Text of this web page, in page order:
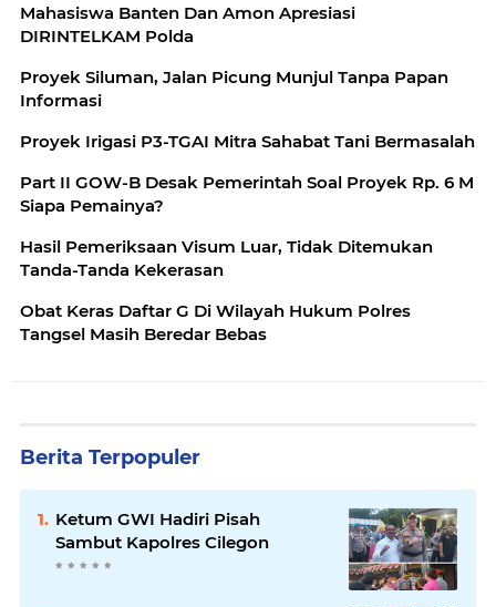
Mahasiswa Banten Dan Amon Apresiasi
DIRINTELKAM Polda
Proyek Siluman, Jalan Picung Munjul Tanpa Papan
Informasi
Proyek Irigasi P3-TGAI Mitra Sahabat Tani Bermasalah
Part II GOW-B Desak Pemerintah Soal Proyek Rp. 6 M
Siapa Pemainya?
Hasil Pemeriksaan Visum Luar, Tidak Ditemukan
Tanda-Tanda Kekerasan
Obat Keras Daftar G Di Wilayah Hukum Polres
Tangsel Masih Beredar Bebas
Berita Terpopuler
Ketum GWI Hadiri Pisah
Sambut Kapolres Cilegon